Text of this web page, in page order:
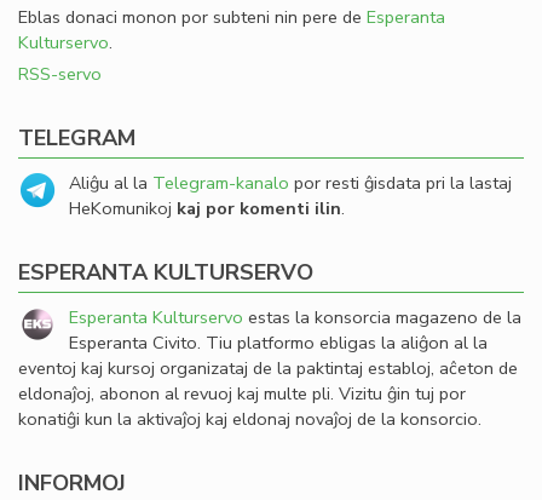
Eblas donaci monon por subteni nin pere de Esperanta
Kulturservo.
RSS-servo
TELEGRAM
Aliĝu al la Telegram-kanalo por resti ĝisdata pri la lastaj
HeKomunikoj kaj por komenti ilin.
ESPERANTA KULTURSERVO
Esperanta Kulturservo estas la konsorcia magazeno de la
Esperanta Civito. Tiu platformo ebligas la aliĝon al la
eventoj kaj kursoj organizataj de la paktintaj establoj, aĉeton de
eldonaĵoj, abonon al revuoj kaj multe pli. Vizitu ĝin tuj por
konatiĝi kun la aktivaĵoj kaj eldonaj novaĵoj de la konsorcio.
INFORMOJ